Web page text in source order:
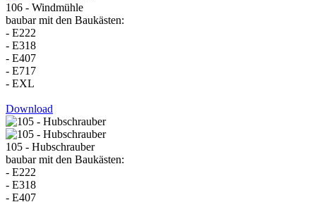
106 - Windmühle
baubar mit den Baukästen:
- E222
- E318
- E407
- E717
- EXL
Download
105 - Hubschrauber
baubar mit den Baukästen:
- E222
- E318
- E407